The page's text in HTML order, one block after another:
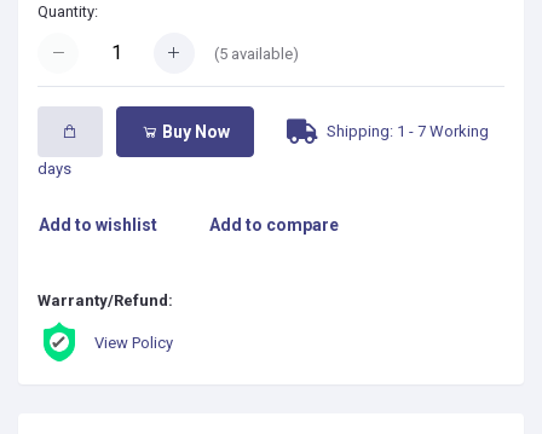
Quantity:
(5 available)
Buy Now Shipping: 1 - 7 Working
days
Add to wishlist Add to compare
Warranty/Refund:
View Policy